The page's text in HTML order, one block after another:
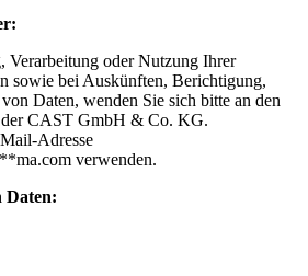
Verarbeitung oder Nutzung Ihrer
sowie bei Auskünften, Berichtigung,
Daten, wenden Sie sich bitte an den
der CAST GmbH & Co. KG.
Adresse
ma.com verwenden.
Daten: